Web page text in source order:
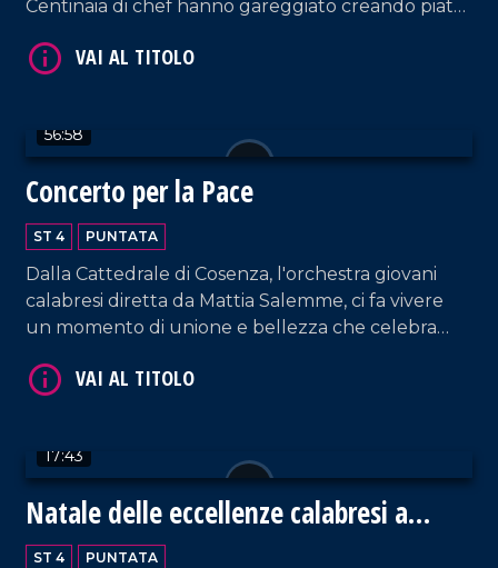
Centinaia di chef hanno gareggiato creando piatti
unico, ricco di emozioni e sapori.
56:58
Concerto per la Pace
ST 4 PUNTATA
Dalla Cattedrale di Cosenza, l'orchestra giovani
calabresi diretta da Mattia Salemme, ci fa vivere
un momento di unione e bellezza che celebra
VAI AL TITOLO
17:43
Natale delle eccellenze calabresi a
Belvedere Marittimo
ST 4 PUNTATA
VAI AL TITOLO
VAI AL TITOLO